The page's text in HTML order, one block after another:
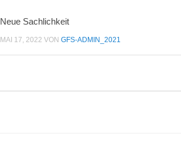
Neue Sachlichkeit
MAI 17, 2022 VON GFS-ADMIN_2021